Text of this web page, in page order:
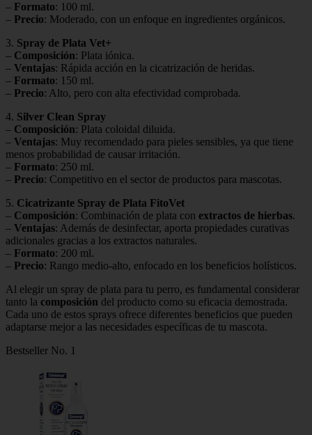
– Formato: 100 ml.
– Precio: Moderado, con un enfoque en ingredientes orgánicos.
3. Spray de Plata Vet+
– Composición: Plata iónica.
– Ventajas: Rápida acción en la cicatrización de heridas.
– Formato: 150 ml.
– Precio: Alto, pero con alta efectividad comprobada.
4. Silver Clean Spray
– Composición: Plata coloidal diluida.
– Ventajas: Muy recomendado para pieles sensibles, ya que tiene
menos probabilidad de causar irritación.
– Formato: 250 ml.
– Precio: Competitivo en el sector de productos para mascotas.
5. Cicatrizante Spray de Plata FitoVet
– Composición: Combinación de plata con extractos de hierbas.
– Ventajas: Además de desinfectar, aporta propiedades curativas
adicionales gracias a los extractos naturales.
– Formato: 200 ml.
– Precio: Rango medio-alto, enfocado en los beneficios holísticos.
Al elegir un spray de plata para tu perro, es fundamental considerar
tanto la composición del producto como su eficacia demostrada.
Cada uno de estos sprays ofrece diferentes beneficios que pueden
adaptarse mejor a las necesidades específicas de tu mascota.
Bestseller No. 1